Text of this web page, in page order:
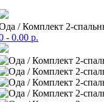
/ Комплект 2-
- 0.00 р.